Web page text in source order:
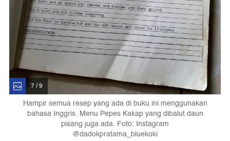
7 / 9
Hampir semua resep yang ada di buku ini menggunakan
bahasa Inggris. Menu Pepes Kakap yang dibalut daun
pisang juga ada. Foto: Instagram
@dadokpratama_bluekoki